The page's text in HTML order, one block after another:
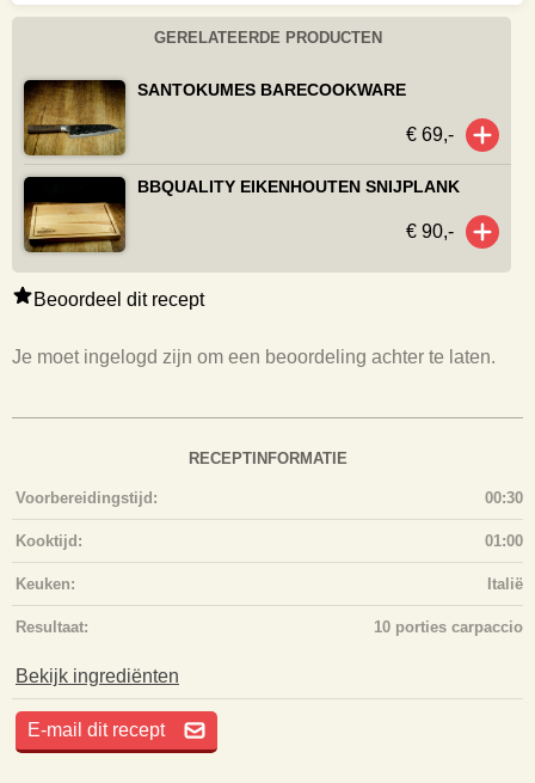
Beoordeel dit recept
Je moet ingelogd zijn om een beoordeling achter te laten.
RECEPTINFORMATIE
Voorbereidingstijd: 00:30
Kooktijd: 01:00
Keuken: Italië
Resultaat: 10 porties carpaccio
Bekijk ingrediënten
E-mail dit recept
GERELATEERDE PRODUCTEN
SANTOKUMES BARECOOKWARE
€ 69,-
BBQUALITY EIKENHOUTEN SNIJPLANK
€ 90,-